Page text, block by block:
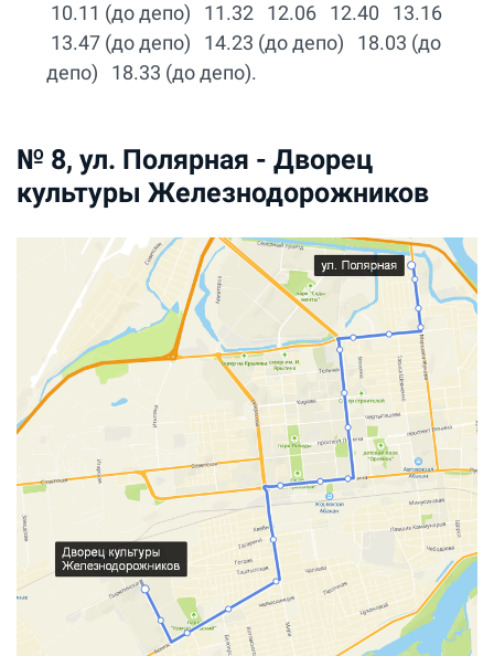
10.11 (до депо) 11.32 12.06 12.40 13.16
13.47 (до депо) 14.23 (до депо) 18.03 (до
депо) 18.33 (до депо).
№ 8, ул. Полярная - Дворец
культуры Железнодорожников